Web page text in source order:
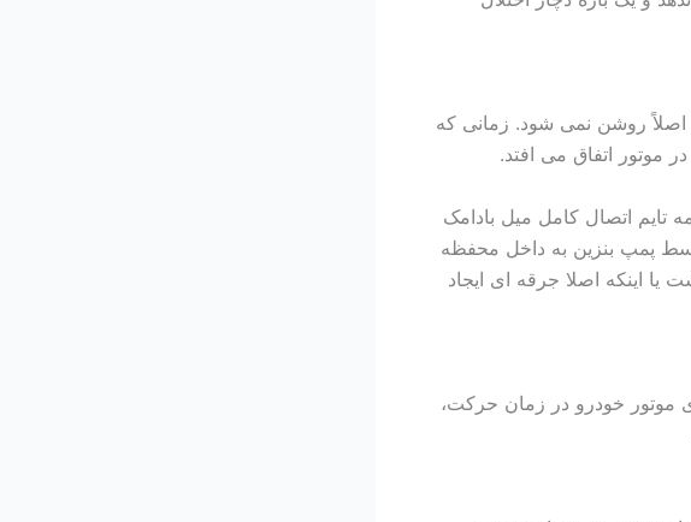
اصلاً روشن نمی شود. زمانی که
موتور اتفاق می افتد.
تایم اتصال کامل میل بادامک
پمپ بنزین به داخل محفظه
اینکه اصلا جرقه ای ایجاد
موتور خودرو در زمان حرکت،